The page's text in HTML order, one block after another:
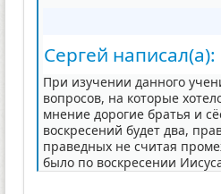
Сергей написал(а):
При изучении данного
вопросов, на которые
мнение дорогие братья и
воскресений будет два,
праведных не считая
было по воскресении